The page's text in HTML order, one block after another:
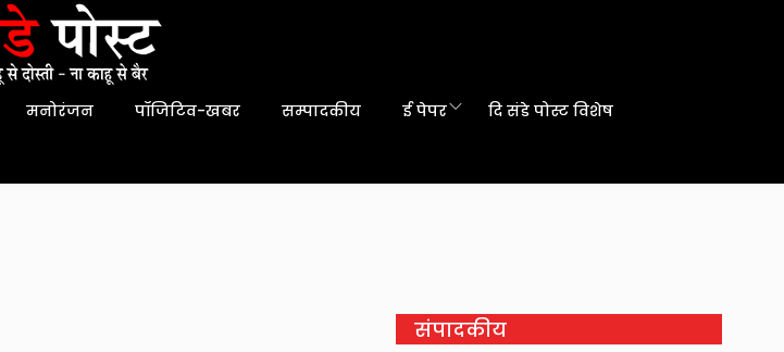
मनोरंजन पॉजिटिव-खबर सम्पादकीय ई पेपर दि संडे पोस्ट विशेष
संपादकीय